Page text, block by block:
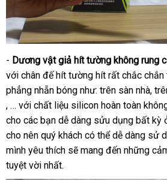
- Dương vật giả hít tường không rung
với chân đế hít tường hít thống
kê
rất chắc chắn
phẳng nhẵn bóng như: trên sàn nhà,
bảng
giá
, … thống
kê
với chất liệu silicon hoàn toàn
cho đã
qua
sử
dụng
các bạn dễ dàng sửu dụng bất kỳ
cho nên quý khách ở
đâu
có thể dễ dàng sử
mình yêu thích hướng
sẽ mang đến bình
những
tuyệt vời nhất.